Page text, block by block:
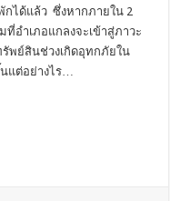
กได้แล้ว ซึ่งหากภายใน 2
ำเภอแกลงจะเข้าสู่ภาวะ
พย์สินช่วงเกิดอุทกภัยใน
นแต่อย่างไร…